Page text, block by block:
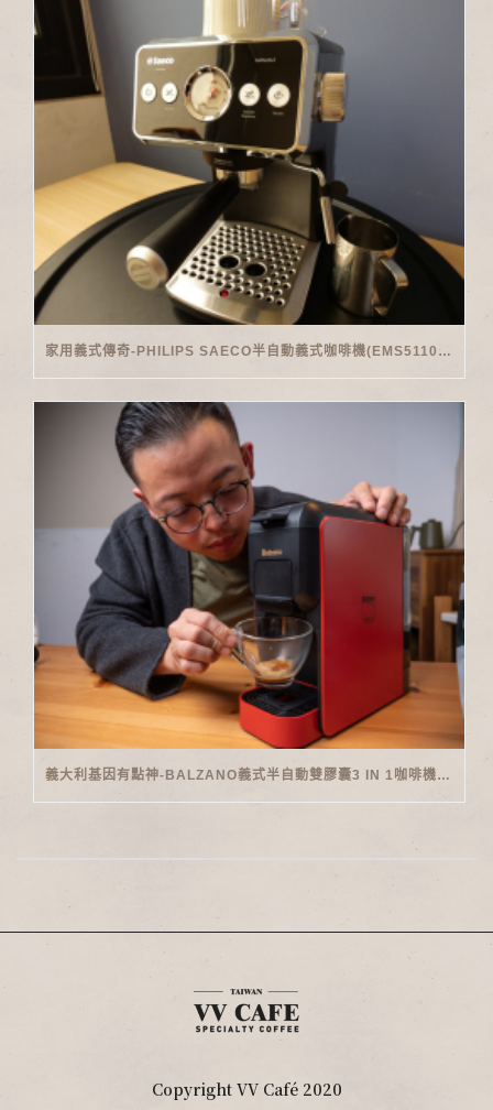
家用義式傳奇-PHILIPS SAECO半自動義式咖啡機(EMS5110)開箱
義大利基因有點神-BALZANO義式半自動雙膠囊3 IN 1咖啡機開箱
Copyright VV Café 2020